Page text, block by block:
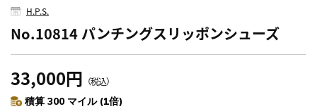
H.P.S.
No.10814 パンチングスリッポンシューズ
33,000円 （税込）
積算 300 マイル (1倍)